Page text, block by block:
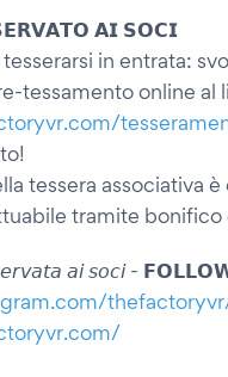
𝗔𝗜 𝗦𝗢𝗖𝗜
in entrata:
tessamento online al
tessera associativa
tramite bonifico
𝘢𝘪 𝘴𝘰𝘤𝘪 -